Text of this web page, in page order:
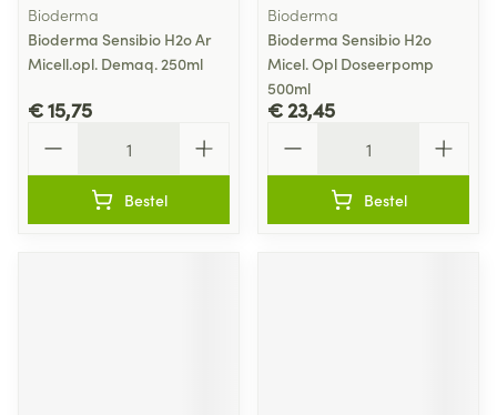
Bioderma
Bioderma Sensibio H2o Ar
Micell.opl. Demaq. 250ml
€ 15,75
Bestel
Bioderma
Bioderma Sensibio H2o
Micel. Opl Doseerpomp
500ml
€ 23,45
Bestel